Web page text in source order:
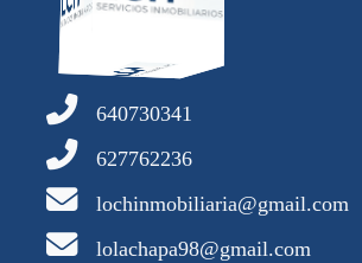
640730341
627762236
lochinmobiliaria@gmail.com
lolachapa98@gmail.com